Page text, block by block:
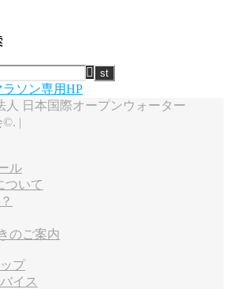
ソン専用HP
人 日本国際オープンウォーター
©. |
ル
ついて
のご案内
プ
イス